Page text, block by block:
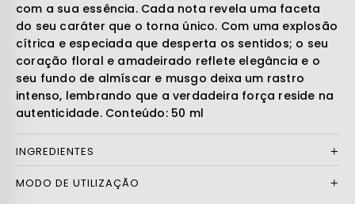
com a sua essência. Cada nota revela uma faceta
do seu caráter que o torna único. Com uma explosão
cítrica e especiada que desperta os sentidos; o seu
coração floral e amadeirado reflete elegância e o
seu fundo de almíscar e musgo deixa um rastro
intenso, lembrando que a verdadeira força reside na
autenticidade. Conteúdo: 50 ml
INGREDIENTES
MODO DE UTILIZAÇÃO